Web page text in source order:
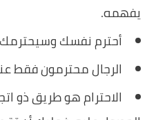
يفهمه.
أحترم نفسك وسيحترمك
الرجال محترمون فقط
الاحترام هو طريق ذو